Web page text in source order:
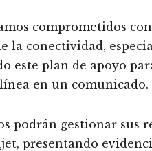
comprometidos
la conectividad,
este plan de apoyo
en un comunicado.
podrán gestionar sus
presentando